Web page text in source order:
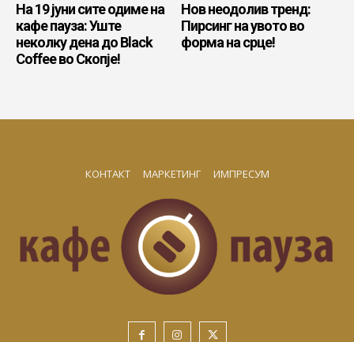
На 19 јуни сите одиме на
кафе пауза: Уште
неколку дена до Black
Coffee во Скопје!
Нов неодолив тренд:
Пирсинг на увото во
форма на срце!
КОНТАКТ МАРКЕТИНГ ИМПРЕСУМ